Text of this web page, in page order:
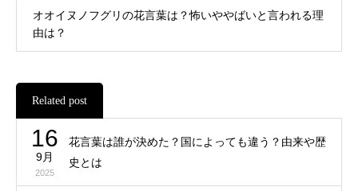
オオイヌノフグリの花言葉は？怖いややばいと言われる理
由は？
Related post
16
9月
2025
花言葉は誰が決めた？国によっても違う？由来や歴
史とは